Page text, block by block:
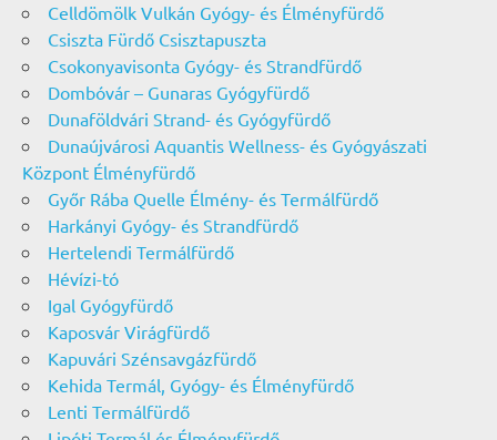
Celldömölk Vulkán Gyógy- és Élményfürdő
Csiszta Fürdő Csisztapuszta
Csokonyavisonta Gyógy- és Strandfürdő
Dombóvár – Gunaras Gyógyfürdő
Dunaföldvári Strand- és Gyógyfürdő
Dunaújvárosi Aquantis Wellness- és Gyógyászati
Központ Élményfürdő
Győr Rába Quelle Élmény- és Termálfürdő
Harkányi Gyógy- és Strandfürdő
Hertelendi Termálfürdő
Hévízi-tó
Igal Gyógyfürdő
Kaposvár Virágfürdő
Kapuvári Szénsavgázfürdő
Kehida Termál, Gyógy- és Élményfürdő
Lenti Termálfürdő